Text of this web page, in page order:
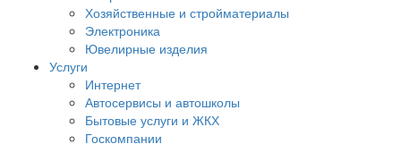
Хозяйственные и стройматериалы
Электроника
Ювелирные изделия
Услуги
Интернет
Автосервисы и автошколы
Бытовые услуги и ЖКХ
Госкомпании